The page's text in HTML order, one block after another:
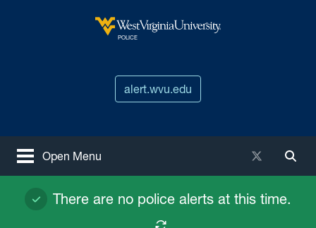
POLICE
alert.wvu.edu
Open Menu
X / Twitter
There are no police alerts at this time.